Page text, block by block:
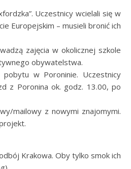
Uczestnicy wcielali się w
Europejskim – musieli bronić ich
zajęcia w okolicznej szkole
obywatelstwa.
w Poroninie. Uczestnicy
z Poronina ok. godz. 13.00, po
mailowy z nowymi znajomymi.
Krakowa. Oby tylko smok ich